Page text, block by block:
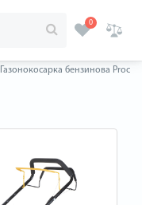
0
Газонокосарка бензинова